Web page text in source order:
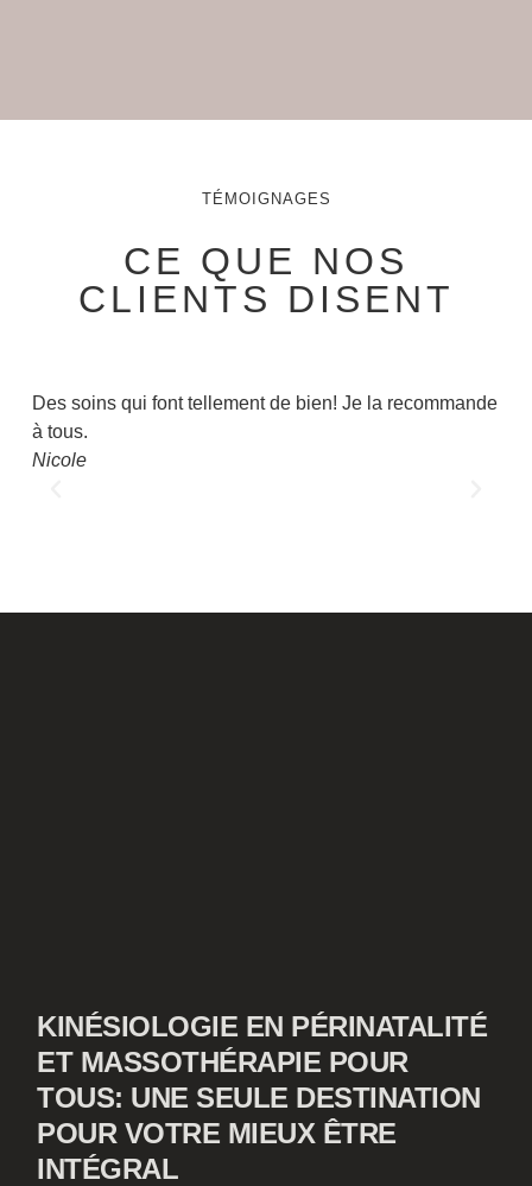
TÉMOIGNAGES
CE QUE NOS
CLIENTS DISENT
Des soins qui font tellement de bien! Je la recommande
à tous.
Nicole
KINÉSIOLOGIE EN PÉRINATALITÉ
ET MASSOTHÉRAPIE POUR
TOUS: UNE SEULE DESTINATION
POUR VOTRE MIEUX ÊTRE
INTÉGRAL